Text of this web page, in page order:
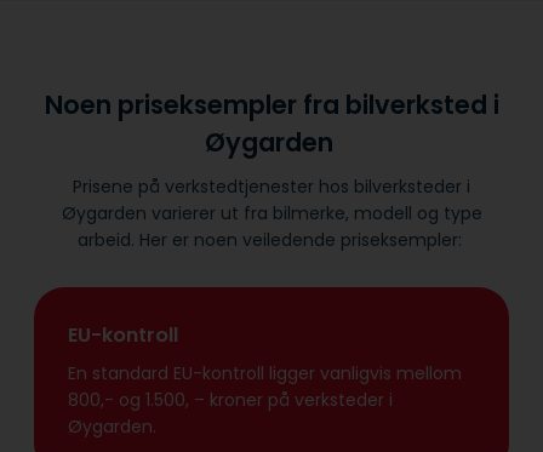
Noen priseksempler fra bilverksted i
Øygarden
Prisene på verkstedtjenester hos bilverksteder i
Øygarden varierer ut fra bilmerke, modell og type
arbeid. Her er noen veiledende priseksempler:
EU-kontroll
En standard EU-kontroll ligger vanligvis mellom
800,- og 1.500, – kroner på verksteder i
Øygarden.